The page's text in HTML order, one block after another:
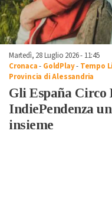
Martedì, 28 Luglio 2026 - 11:45
Cronaca- GoldPlay- Tempo
Provincia di Alessandria
Gli España Circo
IndiePendenza
insieme